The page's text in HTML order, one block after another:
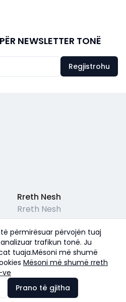
NEWSLETTER TONË
Regjistrohu
Rreth Nesh
Rreth Nesh
Kushtet ligjore
Termet & Kushtet
Politika e Privatësisë
Kemi Shoes
❤️ nga
përmirësuar përvojën tuaj
trafikun tonë. Ju
tuaja.Mësoni më shumë
Mësoni më shumë rreth
ve
Prano të gjitha